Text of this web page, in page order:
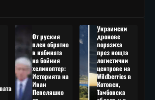
От руския
плен обратно
в кабината
на бойния
хеликоптер:
Историята на
Иван
Пепеляшко
Украински
дронове
поразиха
през нощта
логистични
центрове на
Wildberries в
Котовск,
Тамбовска